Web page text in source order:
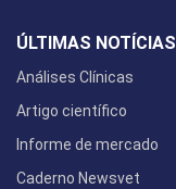
ÚLTIMAS NOTÍCIAS
Análises Clínicas
Artigo científico
Informe de mercado
Caderno Newsvet